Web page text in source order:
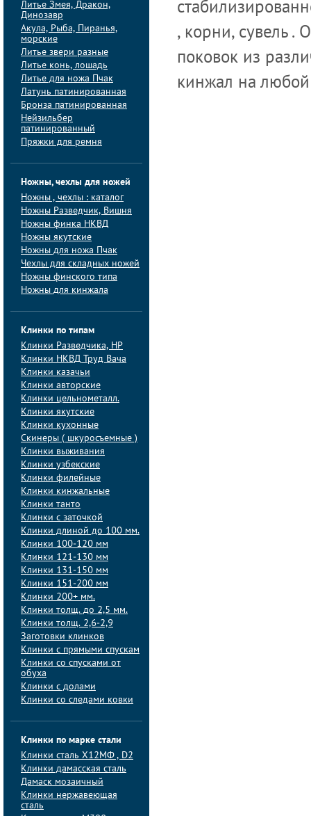
Литье Змея, Дракон,
Динозавр
Акула, Рыба, Пиранья,
морские
Литье звери разные
Литье конь, лошадь
Литье для ножа Пчак
Латунь патинированная
Бронза патинированная
Нейзильбер
патинированный
Пряжки для ремня
Ножны, чехлы для ножей
Ножны , чехлы : каталог
Ножны Разведчик, Вишня
Ножны финка НКВД
Ножны якутские
Ножны для ножа Пчак
Чехлы для складных ножей
Ножны финского типа
Ножны для кинжала
Клинки по типам
Клинки Pазведчика, НP
Клинки НКВД Труд Вача
Клинки казачьи
Клинки авторские
Клинки цельнометалл.
Клинки якутские
Клинки кухонные
Скинеры ( шкуросъемные )
Клинки выживания
Клинки узбекские
Клинки филейные
Клинки кинжальные
Клинки танто
Клинки с заточкой
Клинки длиной до 100 мм.
Клинки 100-120 мм
Клинки 121-130 мм
Клинки 131-150 мм
Клинки 151-200 мм
Клинки 200+ мм.
Клинки толщ. до 2,5 мм.
Клинки толщ. 2,6-2,9
Заготовки клинков
Клинки с прямыми спускам
Клинки со спусками от
обуха
Клинки с долами
Клинки со следами ковки
Клинки по марке стали
Клинки сталь Х12МФ , D2
Клинки дамасская сталь
Дамаск мозаичный
Клинки нержавеющая
сталь
, корни, сувель .
поковок из
кинжал на